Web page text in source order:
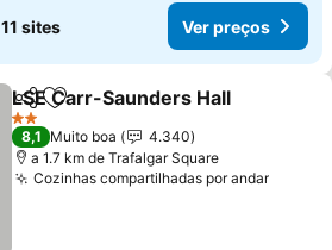
11 sites Ver preços
PartilharAdicionar aos favoritos
LSE Carr-Saunders Hall
2 Estrelas
8,1 Muito boa
4.340
a 1.7 km de Trafalgar Square
Cozinhas compartilhadas por andarVer